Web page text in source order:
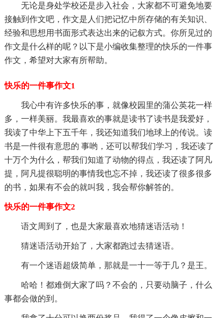
无论是身处学校还是步入社会，大家都不可避免地要
接触到作文吧，作文是人们把记忆中所存储的有关知识、
经验和思想用书面形式表达出来的记叙方式。你所见过的
作文是什么样的呢？以下是小编收集整理的快乐的一件事
作文，希望对大家有所帮助。
快乐的一件事作文1
我心中有许多快乐的事，就像校园里的蒲公英花一样
多，一样美丽。我最喜欢的事就是读书了读书是我爱好，
我读了中华上下五千年，我还知道我们地球上的传说。读
书是一件很有意思的 事哟，还可以帮我们学习，我还读了
十万个为什么，帮我们知道了动物的得点，我还读了阿凡
提，阿凡提很聪明的事情我也忘不掉，我还读了很多很多
的书，如果有不会的就叫我，我会帮你解答的。
快乐的一件事作文2
语文周到了，也是大家最喜欢地猜迷语活动！
猜迷语活动开始了，大家都跑过去猜迷语。
有一个迷语超级简单，那就是一十一等于几？是王。
哈哈！都难倒大家了吗？不会的，只要动脑子，什么
事都会做的到。